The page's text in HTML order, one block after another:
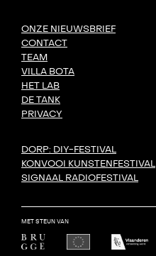
ONZE NIEUWSBRIEF
CONTACT
TEAM
VILLA BOTA
HET LAB
DE TANK
PRIVACY
DORP: DIY-FESTIVAL
KONVOOI KUNSTENFESTIVAL
SIGNAAL RADIOFESTIVAL
MET STEUN VAN